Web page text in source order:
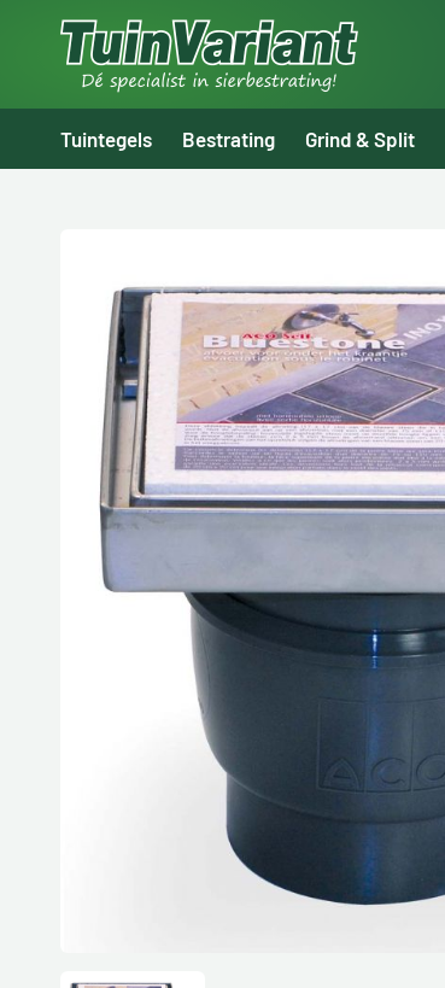
Tuintegels Bestrating Grind & Split